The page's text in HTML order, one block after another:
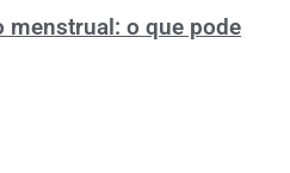
menstrual: o que pode